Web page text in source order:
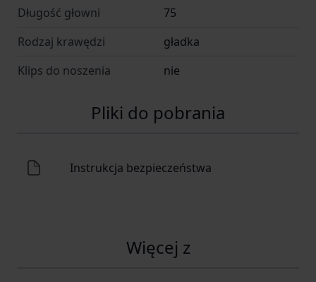
Długość głowni
75
Rodzaj krawędzi
gładka
Klips do noszenia
nie
Pliki do pobrania
Instrukcja bezpieczeństwa
Więcej z